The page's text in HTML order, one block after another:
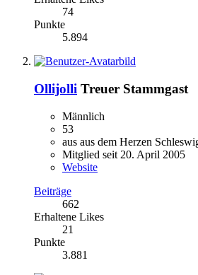
74
Punkte
5.894
Ollijolli Treuer Stammgast
Männlich
53
aus aus dem Herzen
Mitglied seit 20. April 2005
Website
Beiträge
662
Erhaltene Likes
21
Punkte
3.881